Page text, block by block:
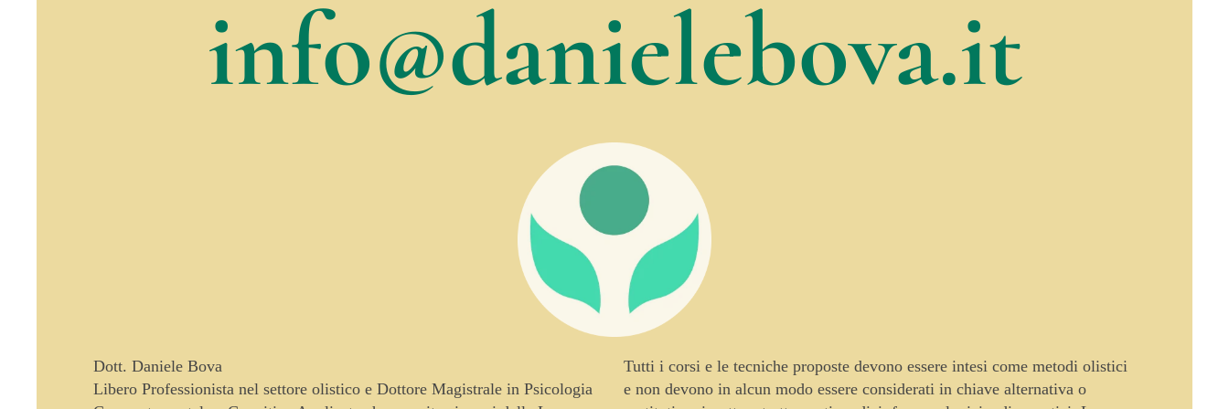
info@danielebova.it
Dott. Daniele Bova
Libero Professionista nel settore olistico e Dottore Magistrale in Psicologia
Tutti i corsi e le tecniche proposte devono essere intesi come metodi olistici
e non devono in alcun modo essere considerati in chiave alternativa o